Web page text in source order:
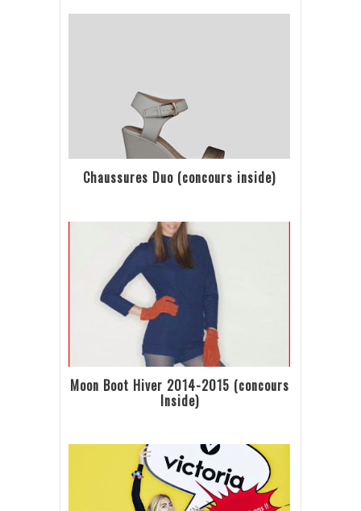
Chaussures Duo (concours inside)
Moon Boot Hiver 2014-2015 (concours
Inside)